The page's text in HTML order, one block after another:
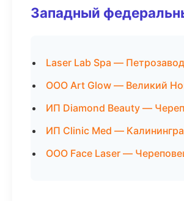
Западный
Laser Lab Spa —
ООО Art Glow — Великий
ИП Diamond Beauty —
ИП Clinic Med —
ООО Face Laser —